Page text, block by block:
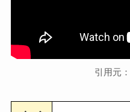
引用元：